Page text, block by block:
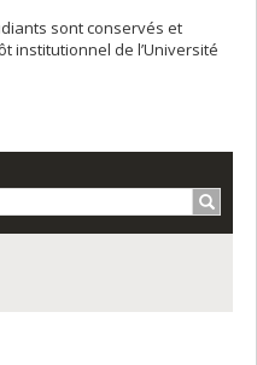
sont conservés et
institutionnel de l’Université
décroissant